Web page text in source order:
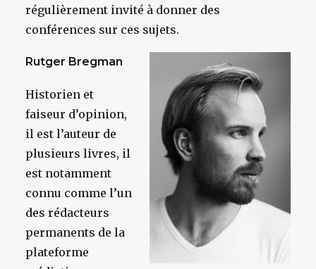
régulièrement invité à donner des
conférences sur ces sujets.
Rutger Bregman
Historien et
faiseur d’opinion,
il est l’auteur de
plusieurs livres, il
est notamment
connu comme l’un
des rédacteurs
permanents de la
plateforme